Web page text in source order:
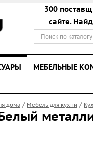
300
сайте.
МЕБЕЛЬНЫЕ
дома / Мебель для кухни /